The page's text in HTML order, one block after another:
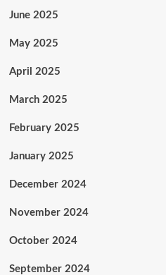
June 2025
May 2025
April 2025
March 2025
February 2025
January 2025
December 2024
November 2024
October 2024
September 2024